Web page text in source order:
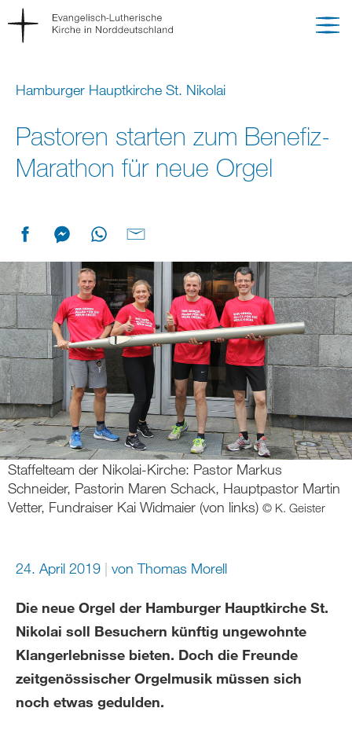
Hamburger Hauptkirche St. Nikolai
Pastoren starten zum Benefiz-
Marathon für neue Orgel
Staffelteam der Nikolai-Kirche: Pastor Markus
Schneider, Pastorin Maren Schack, Hauptpastor Martin
Vetter, Fundraiser Kai Widmaier (von links) © K. Geister
24. April 2019 von Thomas Morell
Die neue Orgel der Hamburger Hauptkirche St.
Nikolai soll Besuchern künftig ungewohnte
Klangerlebnisse bieten. Doch die Freunde
zeitgenössischer Orgelmusik müssen sich
noch etwas gedulden.